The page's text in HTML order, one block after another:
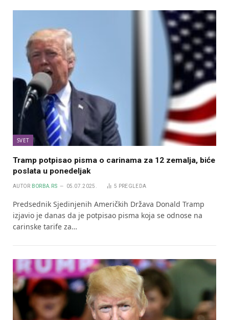
SVET
Tramp potpisao pisma o carinama za 12 zemalja, biće
poslata u ponedeljak
AUTOR BORBA.RS 05.07.2025. 5 PREGLEDA
Predsednik Sjedinjenih Američkih Država Donald Tramp
izjavio je danas da je potpisao pisma koja se odnose na
carinske tarife za…